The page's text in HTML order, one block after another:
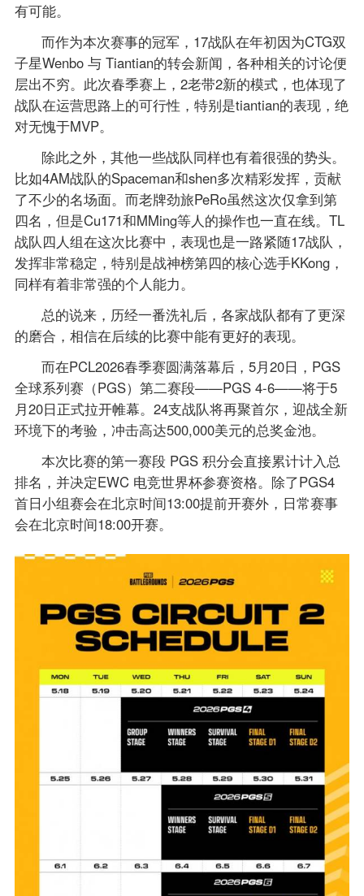
有可能。
而作为本次赛事的冠军，17战队在年初因为CTG双
子星Wenbo 与 Tiantian的转会新闻，各种相关的讨论便
层出不穷。此次春季赛上，2老带2新的模式，也体现了
战队在运营思路上的可行性，特别是tiantian的表现，绝
对无愧于MVP。
除此之外，其他一些战队同样也有着很强的势头。
比如4AM战队的Spaceman和shen多次精彩发挥，贡献
了不少的名场面。而老牌劲旅PeRo虽然这次仅拿到第
四名，但是Cu171和MMing等人的操作也一直在线。TL
战队四人组在这次比赛中，表现也是一路紧随17战队，
发挥非常稳定，特别是战神榜第四的核心选手KKong，
同样有着非常强的个人能力。
总的说来，历经一番洗礼后，各家战队都有了更深
的磨合，相信在后续的比赛中能有更好的表现。
而在PCL2026春季赛圆满落幕后，5月20日，PGS
全球系列赛（PGS）第二赛段——PGS 4-6——将于5
月20日正式拉开帷幕。24支战队将再聚首尔，迎战全新
环境下的考验，冲击高达500,000美元的总奖金池。
本次比赛的第一赛段 PGS 积分会直接累计计入总
排名，并决定EWC 电竞世界杯参赛资格。除了PGS4
首日小组赛会在北京时间13:00提前开赛外，日常赛事
会在北京时间18:00开赛。